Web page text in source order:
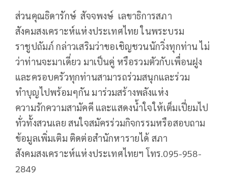
ส่วนคุณธิดารักษ์ สัจจพงษ์ เลขาธิการสภา
สังคมสงเคราะห์แห่งประเทศไทย ในพระบรม
ราชูปถัมภ์ กล่าวเสริมว่าขอเชิญชวนนักวิ่งทุกท่าน ไม่
ว่าท่านจะมาเดี่ยว มาเป็นคู่ หรือรวมตัวกับเพื่อนฝูง
และครอบครัวทุกท่านสามารถร่วมสนุกและร่วม
ทำบุญไปพร้อมๆกัน มาร่วมสร้างพลังแห่ง
ความรักความสามัคคี และแสดงน้ำใจให้เต็มเปี่ยมไป
ทั่วทั้งสวนเลย สนใจสมัครร่วมกิจกรรมหรือสอบถาม
ข้อมูลเพิ่มเติม ติดต่อสำนักหารายได้ สภา
สังคมสงเคราะห์แห่งประเทศไทยฯ โทร.095-958-
2849